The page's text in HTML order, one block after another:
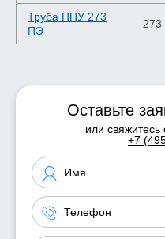
Труба ППУ 273
ПЭ
273
Оставьте
или
+7